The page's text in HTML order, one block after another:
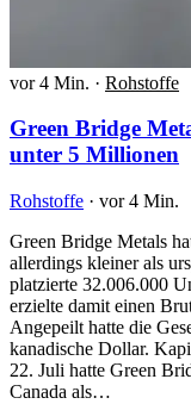
vor 4 Min. · Rohstoffe
Green Bridge
unter 5 Millionen
Rohstoffe · vor 4 Min.
Green Bridge Metals
allerdings kleiner als
platzierte 32.006.000
erzielte damit einen
Angepeilt hatte die
kanadische Dollar.
22. Juli hatte Green
Canada als…